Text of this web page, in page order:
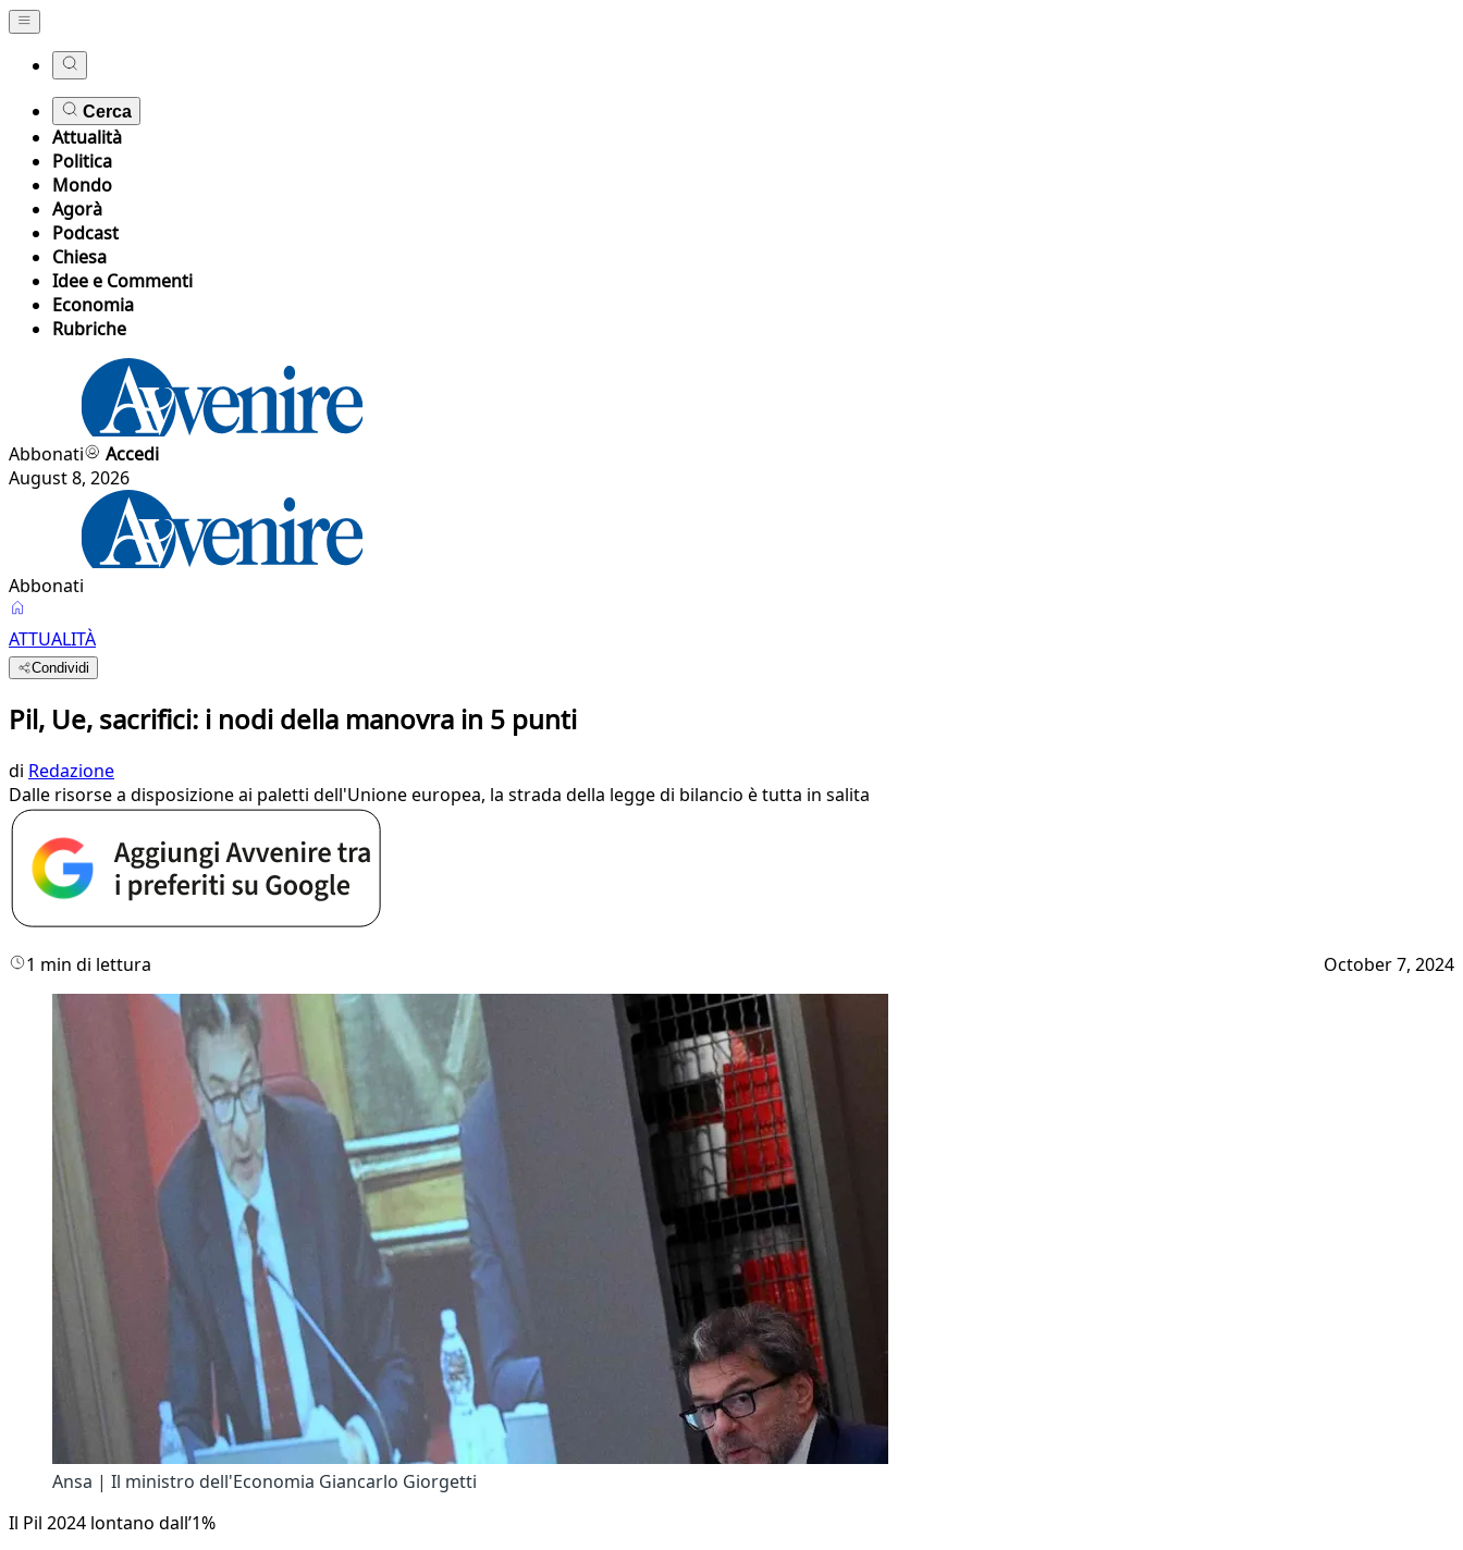
Cerca
Attualità
Politica
Mondo
Agorà
Podcast
Chiesa
Idee e Commenti
Economia
Rubriche
Abbonati
Accedi
August 8, 2026
Abbonati
ATTUALITÀ
Condividi
Pil, Ue, sacrifici: i nodi della manovra in 5 punti
di Redazione
Dalle risorse a disposizione ai paletti dell'Unione europea, la strada della legge di bilancio è tutta in salita
1 min di lettura October 7, 2024
Ansa | Il ministro dell'Economia Giancarlo Giorgetti
Il Pil 2024 lontano dall’1%